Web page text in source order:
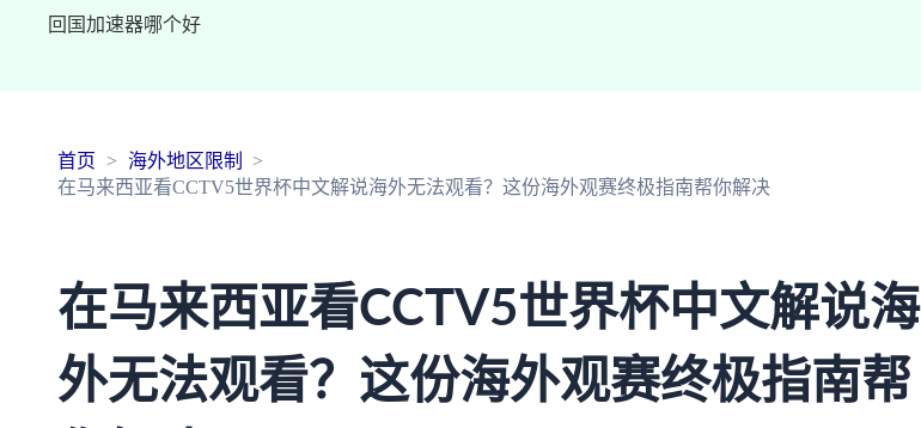
回国加速器哪个好
首页
海外地区限制
在马来西亚看CCTV5世界杯中文解说海外无法观看？这份海外观赛终极指南帮你解决
在马来西亚看CCTV5世界杯中文解说海
外无法观看？这份海外观赛终极指南帮